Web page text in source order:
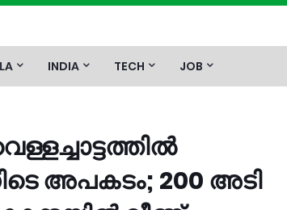
INDIA TECH JOB
അപകടം; 200 അടി